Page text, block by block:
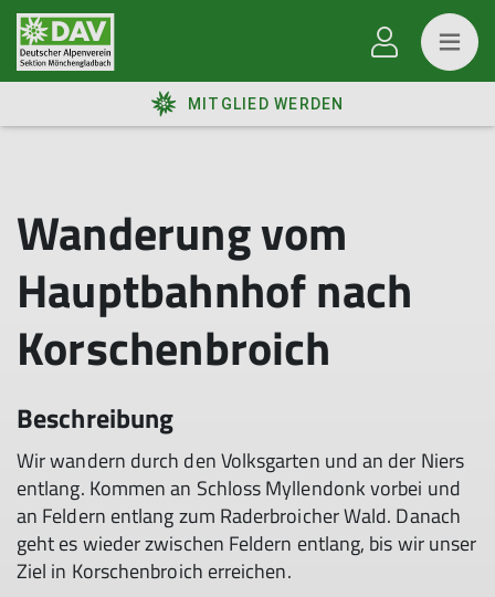
MITGLIED WERDEN
Wanderung vom
Hauptbahnhof nach
Korschenbroich
Beschreibung
Wir wandern durch den Volksgarten und an der Niers
entlang. Kommen an Schloss Myllendonk vorbei und
an Feldern entlang zum Raderbroicher Wald. Danach
geht es wieder zwischen Feldern entlang, bis wir unser
Ziel in Korschenbroich erreichen.